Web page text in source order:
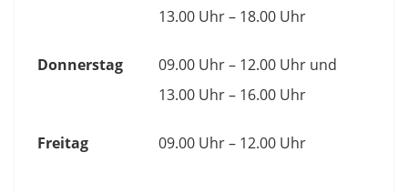
13.00 Uhr – 18.00 Uhr
Donnerstag
09.00 Uhr – 12.00 Uhr und
13.00 Uhr – 16.00 Uhr
Freitag 09.00 Uhr – 12.00 Uhr